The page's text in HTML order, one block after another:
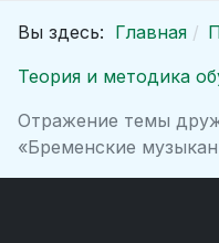
Вы здесь: Главная
Теория и методика
Отражение темы
«Бременские